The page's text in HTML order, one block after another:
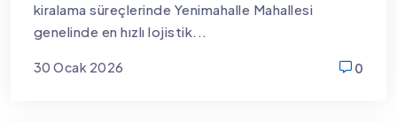
kiralama süreçlerinde Yenimahalle Mahallesi
genelinde en hızlı lojistik...
30 Ocak 2026
0